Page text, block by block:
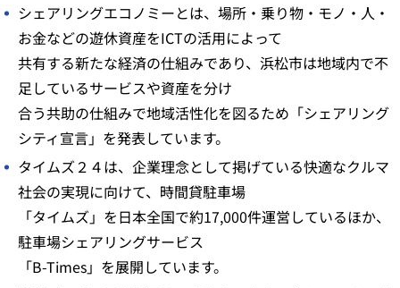
シェアリングエコノミーとは、場所・乗り物・モノ・人・
お金などの遊休資産をICTの活用によって
共有する新たな経済の仕組みであり、浜松市は地域内で不
足しているサービスや資産を分け
合う共助の仕組みで地域活性化を図るため「シェアリング
シティ宣言」を発表しています。
タイムズ２４は、企業理念として掲げている快適なクルマ
社会の実現に向けて、時間貸駐車場
「タイムズ」を日本全国で約17,000件運営しているほか、
駐車場シェアリングサービス
「B-Times」を展開しています。